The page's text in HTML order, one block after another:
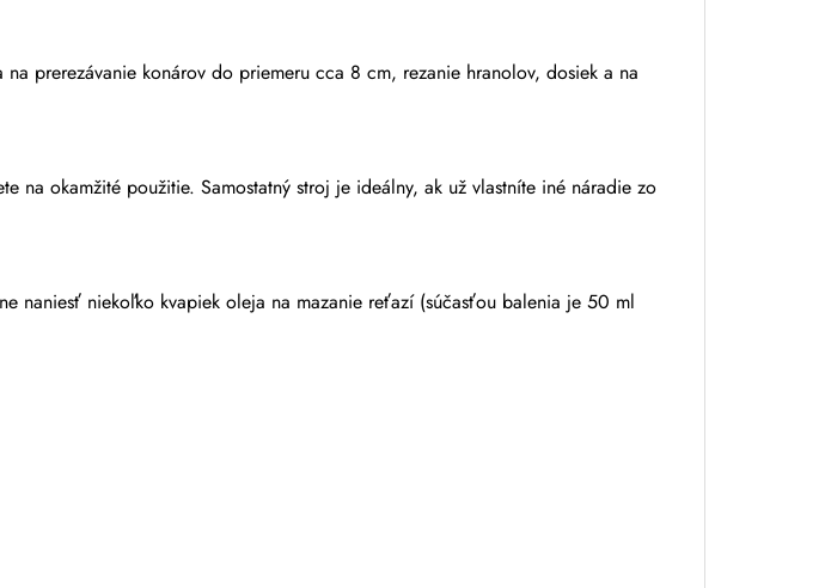
prerezávanie konárov do priemeru cca 8 cm, rezanie hranolov, dosiek a na
na okamžité použitie. Samostatný stroj je ideálny, ak už vlastníte iné náradie zo
naniesť niekoľko kvapiek oleja na mazanie reťazí (súčasťou balenia je 50 ml